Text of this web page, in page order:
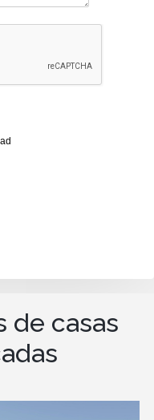
de casas